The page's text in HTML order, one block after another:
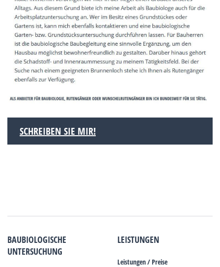
SCHREIBEN SIE MIR!
BAUBIOLOGISCHE
UNTERSUCHUNG
LEISTUNGEN
Leistungen / Preise